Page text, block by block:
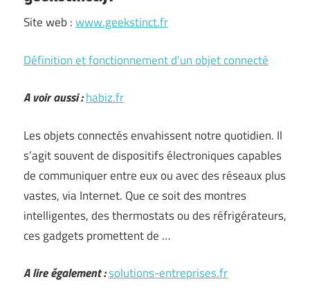
Site web :www.geekstinct.fr
Définition et fonctionnement d’un objet connecté
A voir aussi :habiz.fr
Les objets connectés envahissent notre quotidien. Il
s’agit souvent de dispositifs électroniques capables
de communiquer entre eux ou avec des réseaux plus
vastes, via Internet. Que ce soit des montres
intelligentes, des thermostats ou des réfrigérateurs,
ces gadgets promettent de …
A lire également :solutions-entreprises.fr